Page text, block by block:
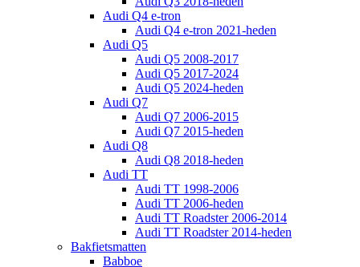
Audi Q4 e-tron
Audi Q4 e-tron 2021-heden
Audi Q5
Audi Q5 2008-2017
Audi Q5 2017-2024
Audi Q5 2024-heden
Audi Q7
Audi Q7 2006-2015
Audi Q7 2015-heden
Audi Q8
Audi Q8 2018-heden
Audi TT
Audi TT 1998-2006
Audi TT 2006-heden
Audi TT Roadster 2006-2014
Audi TT Roadster 2014-heden
Bakfietsmatten
Babboe